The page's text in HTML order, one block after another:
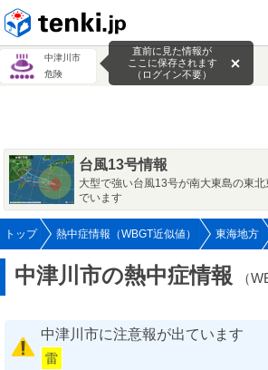
中津川市
危険
直前に見た情報が
ここに保存されます
（ログイン不要）
台風13号情報
大型で強い台風13号が南大東島の東
でいます
トップ 熱中症情報（WBGT近似値） 東海地方
中津川市の熱中症情報 （
中津川市に注意報が出ています
雷